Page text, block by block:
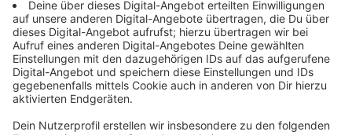
vorgezogenen Start endet das Fest damit auch schon
am Samstagabend.
Die Weinfestzeiten:
Donnerstag, 11. Juli von 18 bis 23 Uhr (last call)
Freitag, 12. Juli von 17 bis 23 Uhr (last call)